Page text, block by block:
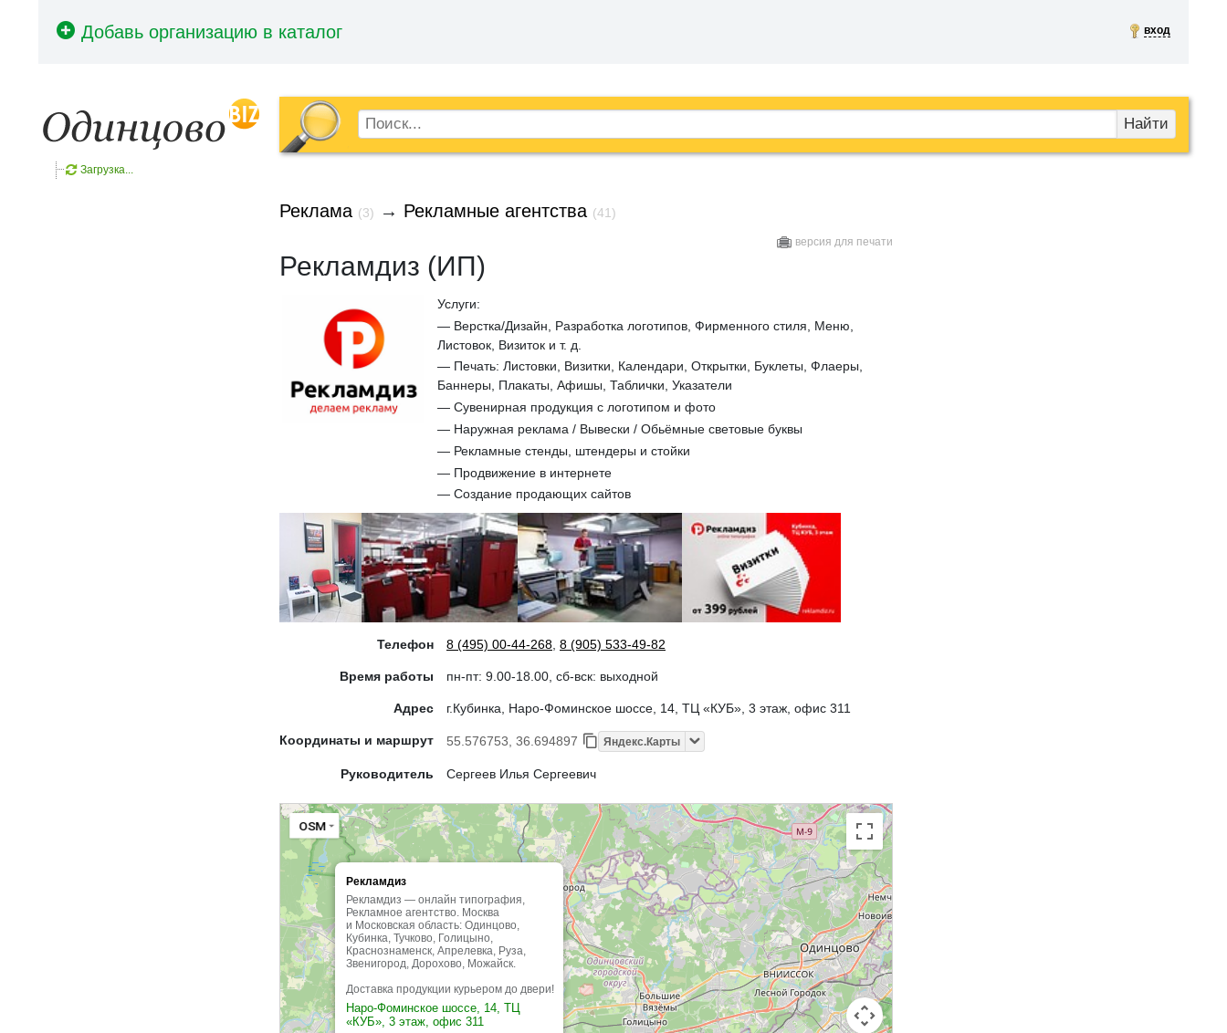
вход
Найти
Загрузка...
Реклама (3) → Рекламные агентства (41)
версия для печати
Рекламдиз (ИП)
Услуги:
— Верстка/Дизайн, Разработка логотипов, Фирменного стиля, Меню,
Листовок, Визиток и т. д.
— Печать: Листовки, Визитки, Календари, Открытки, Буклеты, Флаеры,
Баннеры, Плакаты, Афишы, Таблички, Указатели
— Сувенирная продукция с логотипом и фото
— Наружная реклама / Вывески / Обьёмные световые буквы
— Рекламные стенды, штендеры и стойки
— Продвижение в интернете
— Создание продающих сайтов
Телефон 8 (495) 00-44-268 8 (905) 533-49-82
Время работы пн-пт: 9.00-18.00, сб-вск: выходной
Адрес г.Кубинка, Наро-Фоминское шоссе, 14, ТЦ «КУБ», 3 этаж, офис 311
Координаты и маршрут 55.576753, 36.694897 Яндекс.Карты
Руководитель Сергеев Илья Сергеевич
Рекламдиз
Рекламдиз — онлайн типография,
Рекламное агентство. Москва
и Московская область: Одинцово,
Кубинка, Тучково, Голицыно,
Краснознаменск, Апрелевка, Руза,
Звенигород, Дорохово, Можайск.
Доставка продукции курьером до двери!
Наро-Фоминское шоссе, 14, ТЦ
«КУБ», 3 этаж, офис 311
OSM